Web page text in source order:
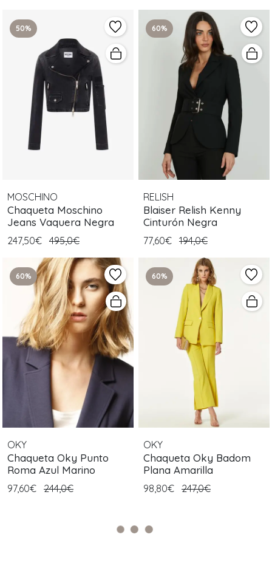
50%
MOSCHINO
Chaqueta Moschino
Jeans Vaquera Negra
247,50€ 495,0€
60%
RELISH
Blaiser Relish Kenny
Cinturón Negra
77,60€ 194,0€
60%
OKY
Chaqueta Oky Punto
Roma Azul Marino
97,60€ 244,0€
60%
OKY
Chaqueta Oky Badom
Plana Amarilla
98,80€ 247,0€